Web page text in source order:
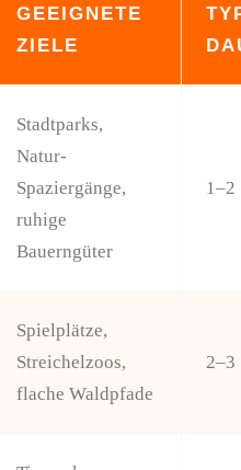
GEEIGNETE
ZIELE
Stadtparks,
Natur-
Spaziergänge,
ruhige
Bauerngüter
1–2
Spielplätze,
Streichelzoos,
flache Waldpfade
2–3